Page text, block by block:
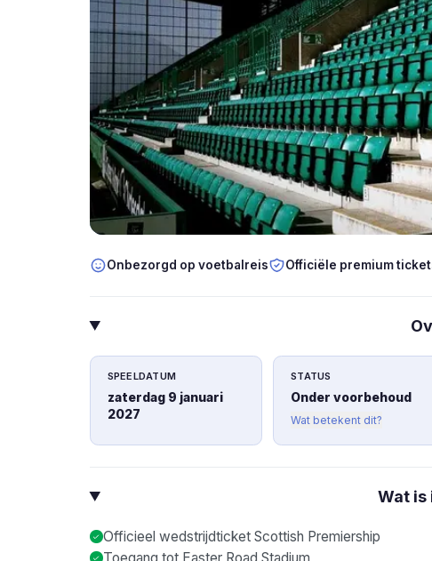
Onbezorgd op voetbalreis Officiële premium
SPEELDATUM
zaterdag 9 januari
2027
STATUS
Onder voorbehoud
Wat betekent dit?
Wat is
Officieel wedstrijdticket Scottish Premiership
Toegang tot Easter Road Stadium